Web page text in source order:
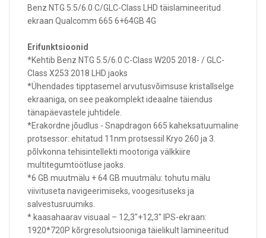
Benz NTG 5.5/6.0 C/GLC-Class LHD täislamineeritud
ekraan Qualcomm 665 6+64GB 4G
Erifunktsioonid
*Kehtib Benz NTG 5.5/6.0 C-Class W205 2018- / GLC-
Class X253 2018 LHD jaoks
*Ühendades tipptasemel arvutusvõimsuse kristallselge
ekraaniga, on see peakomplekt ideaalne täiendus
tänapäevastele juhtidele.
*Erakordne jõudlus - Snapdragon 665 kaheksatuumaline
protsessor: ehitatud 11nm protsessil Kryo 260 ja 3.
põlvkonna tehisintellekti mootoriga välkkiire
multitegumtöötluse jaoks.
*6 GB muutmälu + 64 GB muutmälu: tohutu mälu
viivituseta navigeerimiseks, voogesituseks ja
salvestusruumiks.
* kaasahaarav visuaal – 12,3"+12,3" IPS-ekraan:
1920*720P kõrgresolutsiooniga täielikult lamineeritud